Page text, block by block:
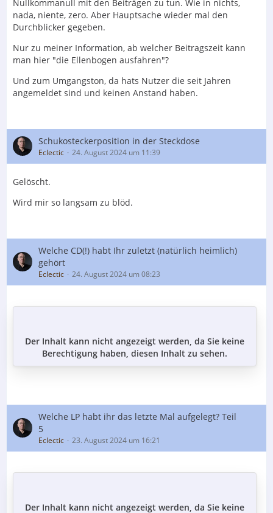
Nullkommanull mit den Beiträgen zu tun. Wie in nichts,
nada, niente, zero. Aber Hauptsache wieder mal den
Durchblicker gegeben.
Nur zu meiner Information, ab welcher Beitragszeit kann
man hier "die Ellenbogen ausfahren"?
Und zum Umgangston, da hats Nutzer die seit Jahren
angemeldet sind und keinen Anstand haben.
Schukosteckerposition in der Steckdose
Eclectic 24. August 2024 um 11:39
Gelöscht.
Wird mir so langsam zu blöd.
Welche CD(!) habt Ihr zuletzt (natürlich heimlich)
gehört
Eclectic 24. August 2024 um 08:23
Der Inhalt kann nicht angezeigt werden, da Sie keine
Berechtigung haben, diesen Inhalt zu sehen.
Welche LP habt ihr das letzte Mal aufgelegt? Teil
5
Eclectic 23. August 2024 um 16:21
Der Inhalt kann nicht angezeigt werden, da Sie keine